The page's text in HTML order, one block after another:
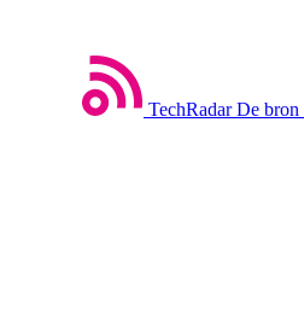
TechRadar De bron